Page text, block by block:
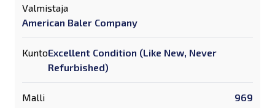
Valmistaja
American Baler Company
KuntoExcellent Condition (Like New, Never
Refurbished)
Malli 969